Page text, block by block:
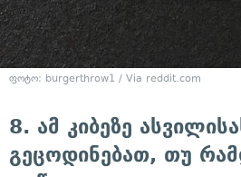
ფოტო: burgerthrow1 / Via reddit.com
8. ამ კიბეზე
გეცოდინებათ, თუ